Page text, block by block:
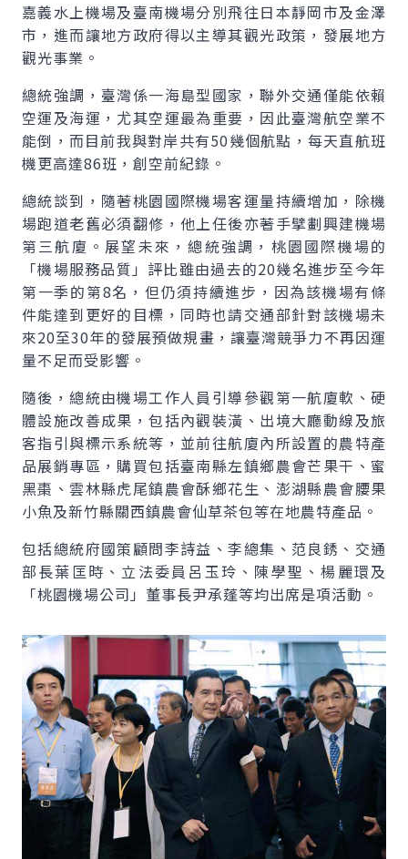
嘉義水上機場及臺南機場分別飛往日本靜岡市及金澤
市，進而讓地方政府得以主導其觀光政策，發展地方
觀光事業。
總統強調，臺灣係一海島型國家，聯外交通僅能依賴
空運及海運，尤其空運最為重要，因此臺灣航空業不
能倒，而目前我與對岸共有50幾個航點，每天直航班
機更高達86班，創空前紀錄。
總統談到，隨著桃園國際機場客運量持續增加，除機
場跑道老舊必須翻修，他上任後亦著手擘劃興建機場
第三航廈。展望未來，總統強調，桃園國際機場的
「機場服務品質」評比雖由過去的20幾名進步至今年
第一季的第8名，但仍須持續進步，因為該機場有條
件能達到更好的目標，同時也請交通部針對該機場未
來20至30年的發展預做規畫，讓臺灣競爭力不再因運
量不足而受影響。
隨後，總統由機場工作人員引導參觀第一航廈軟、硬
體設施改善成果，包括內觀裝潢、出境大廳動線及旅
客指引與標示系統等，並前往航廈內所設置的農特產
品展銷專區，購買包括臺南縣左鎮鄉農會芒果干、蜜
黑棗、雲林縣虎尾鎮農會酥鄉花生、澎湖縣農會腰果
小魚及新竹縣關西鎮農會仙草茶包等在地農特產品。
包括總統府國策顧問李詩益、李總集、范良銹、交通
部長葉匡時、立法委員呂玉玲、陳學聖、楊麗環及
「桃園機場公司」董事長尹承蓬等均出席是項活動。